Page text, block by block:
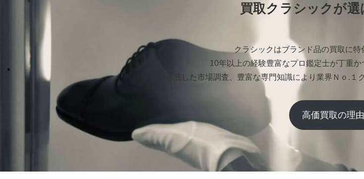
買取クラシックが選
クラシックはブランド品の買取に特
10年以上の経験豊富なプロ鑑定士が丁重か
徹底した市場調査、豊富な専門知識により業界Ｎｏ.１
高価買取の理由